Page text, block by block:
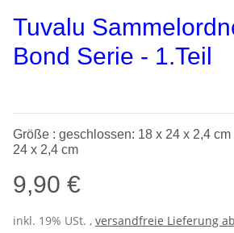
Tuvalu
Bond Serie - 1.Teil
Größe : geschlossen: 18 x 24 x 2,4
24 x 2,4 cm
9,90 €
inkl. 19% USt. , versandfreie Lieferung